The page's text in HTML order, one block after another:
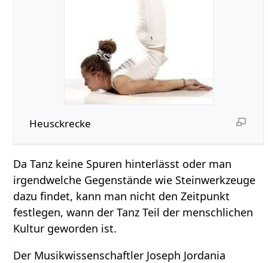
Heusckrecke
Da Tanz keine Spuren hinterlässt oder man
irgendwelche Gegenstände wie Steinwerkzeuge
dazu findet, kann man nicht den Zeitpunkt
festlegen, wann der Tanz Teil der menschlichen
Kultur geworden ist.
Der Musikwissenschaftler Joseph Jordania